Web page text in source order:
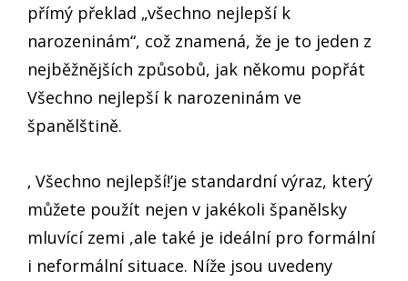
přímý překlad „všechno nejlepší k
narozeninám“, což znamená, že je to jeden z
nejběžnějších způsobů, jak někomu popřát
Všechno nejlepší k narozeninám ve
španělštině.
‚ Všechno nejlepší!’je standardní výraz, který
můžete použít nejen v jakékoli španělsky
mluvící zemi ,ale také je ideální pro formální
i neformální situace. Níže jsou uvedeny